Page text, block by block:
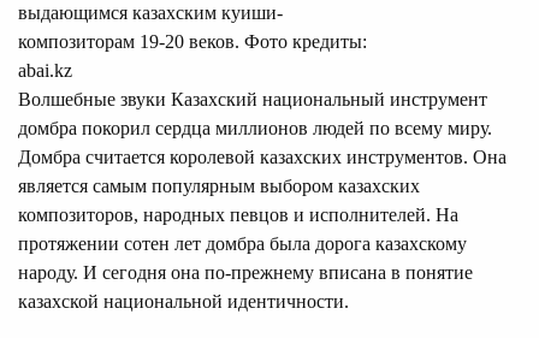
выдающимся казахским куиши-
композиторам 19-20 веков. Фото кредиты:
abai.kz
Волшебные звуки Казахский национальный инструмент
домбра покорил сердца миллионов людей по всему миру.
Домбра считается королевой казахских инструментов. Она
является самым популярным выбором казахских
композиторов, народных певцов и исполнителей. На
протяжении сотен лет домбра была дорога казахскому
народу. И сегодня она по-прежнему вписана в понятие
казахской национальной идентичности.